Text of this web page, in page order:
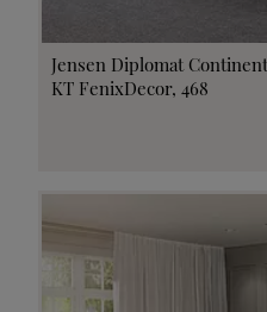
Jensen Diplomat
KT FenixDecor, 468